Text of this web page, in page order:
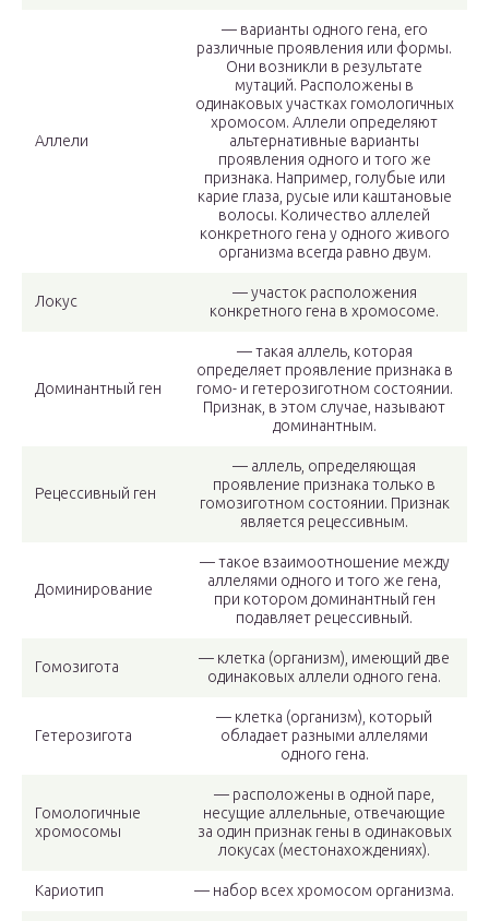
Аллели
— варианты одного гена, его
различные проявления или формы.
Они возникли в результате
мутаций. Расположены в
одинаковых участках гомологичных
хромосом. Аллели определяют
альтернативные варианты
проявления одного и того же
признака. Например, голубые или
карие глаза, русые или каштановые
волосы. Количество аллелей
конкретного гена у одного живого
организма всегда равно двум.
Локус
— участок расположения
конкретного гена в хромосоме.
Доминантный ген
— такая аллель, которая
определяет проявление признака в
гомо- и гетерозиготном состоянии.
Признак, в этом случае, называют
доминантным.
Рецессивный ген
— аллель, определяющая
проявление признака только в
гомозиготном состоянии. Признак
является рецессивным.
Доминирование
— такое взаимоотношение между
аллелями одного и того же гена,
при котором доминантный ген
подавляет рецессивный.
Гомозигота
— клетка (организм), имеющий две
одинаковых аллели одного гена.
Гетерозигота
— клетка (организм), который
обладает разными аллелями
одного гена.
Гомологичные
хромосомы
— расположены в одной паре,
несущие аллельные, отвечающие
за один признак гены в одинаковых
локусах (местонахождениях).
Кариотип — набор всех хромосом организма.